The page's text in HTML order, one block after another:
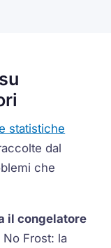
statistiche
dal
che
il congelatore
Frost: la